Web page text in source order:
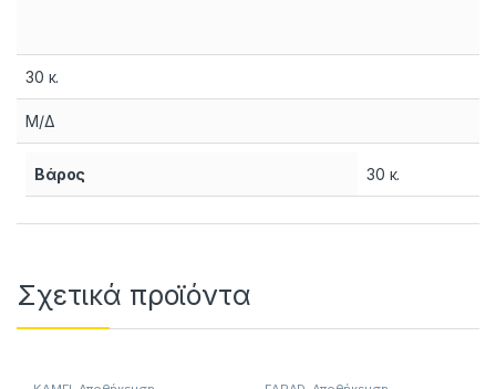
30 κ.
Μ/Δ
Βάρος 30 κ.
Σχετικά προϊόντα